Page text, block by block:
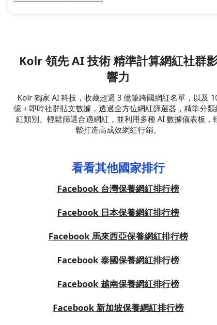
Kolr 領先 AI 技術 精準計算網紅社群
響力
Kolr 獨家 AI 科技，收藏超過 3 億筆跨國網紅名單，以及
億＋即時社群貼文數據，透過全方位網紅篩選器，精準分類
紅類別、輕鬆篩選合適網紅，並利用多種 AI 數據儀表板，
鬆打造高成效網紅行銷。
看看其他國家排行
Facebook 台灣保養網紅排行榜
Facebook 日本保養網紅排行榜
Facebook 馬來西亞保養網紅排行榜
Facebook 泰國保養網紅排行榜
Facebook 越南保養網紅排行榜
Facebook 新加坡保養網紅排行榜